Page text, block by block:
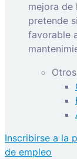
mejora de
pretende
favorable
Inscribirse a la
de empleo